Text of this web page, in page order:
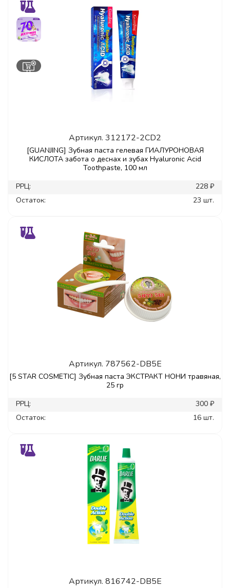
Артикул. 312172-2CD2
[GUANJING] Зубная паста гелевая ГИАЛУРОНОВАЯ
КИСЛОТА забота о деснах и зубах Hyaluronic Acid
Toothpaste, 100 мл
РРЦ:
228 ₽
Остаток:
23 шт.
Артикул. 787562-DB5E
[5 STAR COSMETIC] Зубная паста ЭКСТРАКТ НОНИ травяная,
25 гр
РРЦ:
300 ₽
Остаток:
16 шт.
Артикул. 816742-DB5E